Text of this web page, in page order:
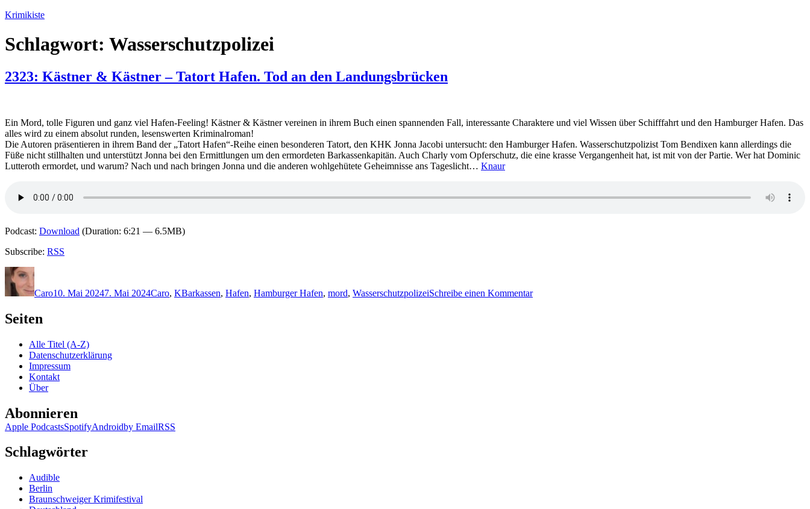
Zum
springen
Krimikiste
Schlagwort: Wasserschutzpolizei
2323: Kästner & Kästner – Tatort Hafen. Tod an den Landungsbrücken
Ein Mord, tolle Figuren und ganz viel Hafen-Feeling! Kästner & Kästner vereinen in ihrem Buch einen spannenden Fall, interessante Charaktere und viel Wissen über Schifffahrt und den Hamburger Hafen. Das
alles wird zu einem absolut runden, lesenswerten Kriminalroman!
Die Autoren präsentieren in ihrem Band der „Tatort Hafen“-Reihe einen besonderen Tatort, den KHK Jonna Jacobi untersucht: den Hamburger Hafen. Wasserschutzpolizist Tom Bendixen kann allerdings die
Füße nicht stillhalten und unterstützt Jonna bei den Ermittlungen um den ermordeten Barkassenkapitän. Auch Charly vom Opferschutz, die eine krasse Vergangenheit hat, ist mit von der Partie. Wer hat Dominic
Lutteroth ermordet, und warum? Nach und nach bringen Jonna und die anderen wohlgehütete Geheimnisse ans Tageslicht… Knaur
Podcast: Download (Duration: 6:21 — 6.5MB)
Subscribe: RSS
Autor
Caro10. Mai 20247. Mai 2024Caro, KBarkassen, Hafen, Hamburger Hafen, mord, WasserschutzpolizeiSchreibe einen KommentarKästner
Seiten
Alle Titel (A-Z)
Datenschutzerklärung
Impressum
Kontakt
Über
Abonnieren
Apple PodcastsSpotifyAndroidby EmailRSS
Schlagwörter
Audible
Berlin
Braunschweiger Krimifestival